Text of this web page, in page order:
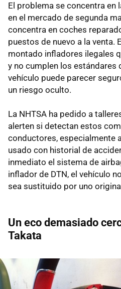
El problema se concentra en
en el mercado de segunda
concentra en coches
puestos de nuevo a la venta.
montado infladores ilegales
y no cumplen los estándares
vehículo puede parecer
un riesgo oculto.
La NHTSA ha pedido a
alerten si detectan estos
conductores, especialmente
usado con historial de
inmediato el sistema de
inflador de DTN, el vehículo
sea sustituido por uno
Un eco demasiado
Takata